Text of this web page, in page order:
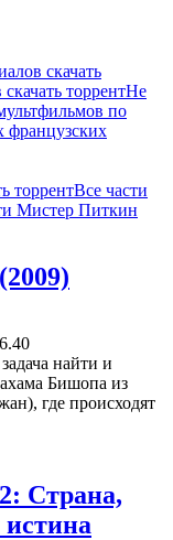
скачать
торрентНе
по
французских
торрентВсе части
Мистер Питкин
найти и
Бишопа из
где происходят
Страна,
истина